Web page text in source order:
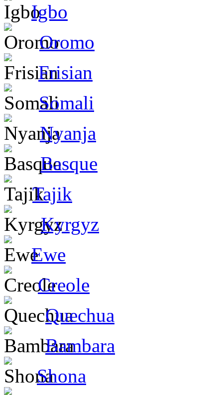
Igbo
Oromo
Frisian
Somali
Nyanja
Basque
Tajik
Kyrgyz
Ewe
Creole
Quechua
Bambara
Shona